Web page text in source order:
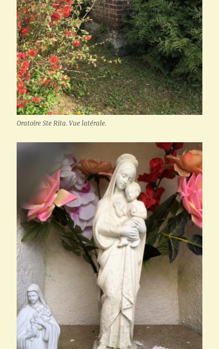
Oratoire Ste Rita. Vue latérale.